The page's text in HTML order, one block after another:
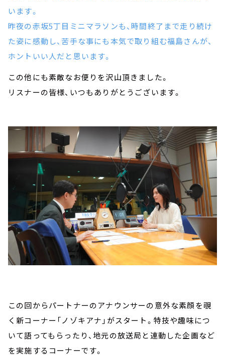
います。
昨夜の赤坂5丁目ミニマラソンも、時間終了まで走り続け
た姿に感動し、苦手な事にも本気で取り組む福島さんが、
ホントいい人だと思います。
この他にも素敵なお便りを沢山頂きました。
リスナーの皆様、いつもありがとうございます。
この回からパートナーのアナウンサーの意外な素顔を覗
く新コーナー「ノゾキアナ」がスタート。特技や趣味につ
いて語ってもらったり、地元の放送局と連動した企画など
を実施するコーナーです。